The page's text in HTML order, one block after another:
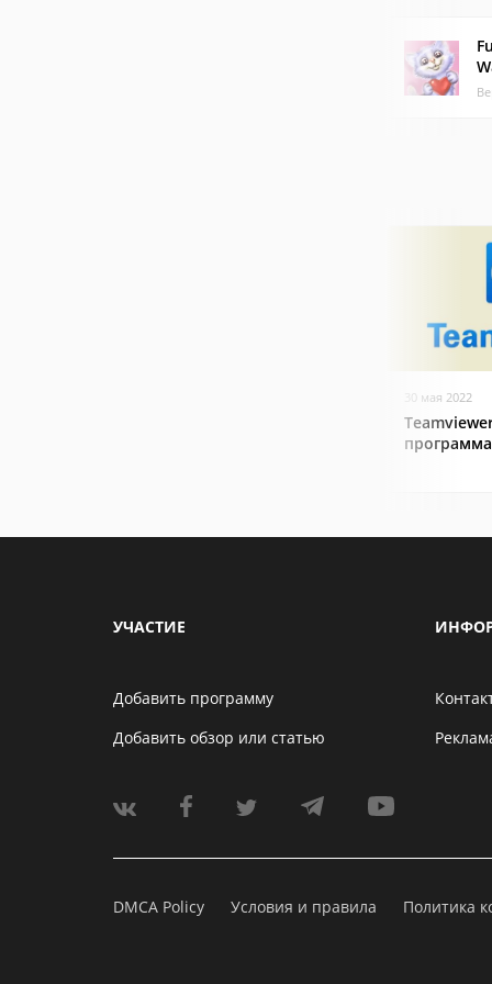
30 мая 2022
программа
УЧАСТИЕ
Добавить программу
Добавить обзор или статью
DMCA Policy Условия и правила Политика